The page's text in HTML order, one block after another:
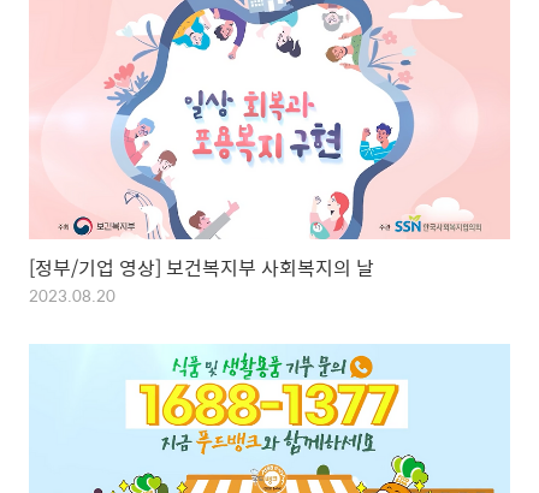
[정부/기업 영상] 보건복지부 사회복지의 날
2023.08.20